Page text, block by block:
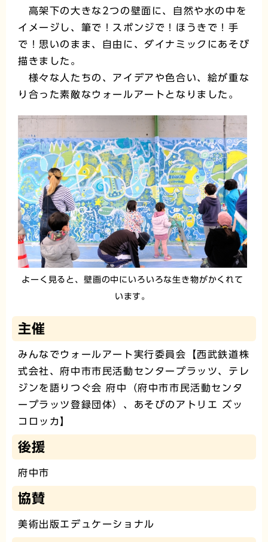
高架下の大きな2つの壁面に、自然や水の中を
イメージし、筆で！スポンジで！ほうきで！手
で！思いのまま、自由に、ダイナミックにあそび
描きました。
様々な人たちの、アイデアや色合い、絵が重な
り合った素敵なウォールアートとなりました。
よーく見ると、壁画の中にいろいろな生き物がかくれて
います。
主催
みんなでウォールアート実行委員会【西武鉄道株
式会社、府中市市民活動センタープラッツ、テレ
ジンを語りつぐ会 府中（府中市市民活動センタ
ープラッツ登録団体）、あそびのアトリエ ズッ
コロッカ】
後援
府中市
協賛
美術出版エデュケーショナル